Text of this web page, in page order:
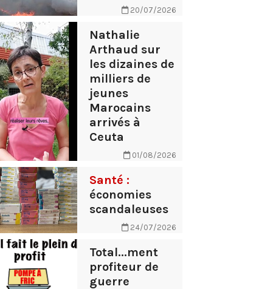
20/07/2026
Nathalie
Arthaud sur
les dizaines de
milliers de
jeunes
Marocains
arrivés à
Ceuta
01/08/2026
Santé :
économies
scandaleuses
24/07/2026
Total...ment
profiteur de
guerre